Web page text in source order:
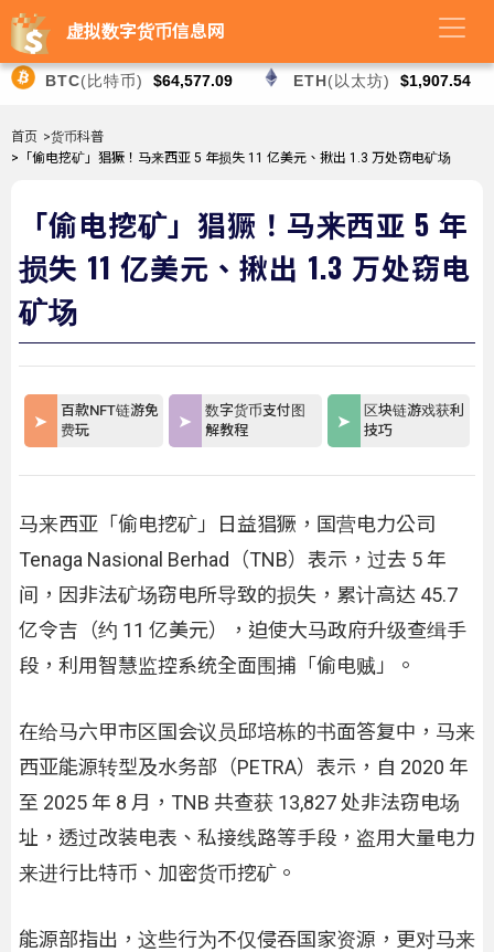
虚拟数字货币信息网
BTC(比特币) $64,577.09 ETH(以太坊) $1,907.54
首页 >货币科普
>「偷电挖矿」猖獗！马来西亚 5 年损失 11 亿美元、揪出 1.3 万处窃电矿场
「偷电挖矿」猖獗！马来西亚 5 年
损失 11 亿美元、揪出 1.3 万处窃电
矿场
百款NFT链游免
费玩
数字货币支付图
解教程
区块链游戏获利
技巧
马来西亚「偷电挖矿」日益猖獗，国营电力公司
Tenaga Nasional Berhad（TNB）表示，过去 5 年
间，因非法矿场窃电所导致的损失，累计高达 45.7
亿令吉（约 11 亿美元），迫使大马政府升级查缉手
段，利用智慧监控系统全面围捕「偷电贼」。
在给马六甲市区国会议员邱培栋的书面答复中，马来
西亚能源转型及水务部（PETRA）表示，自 2020 年
至 2025 年 8 月，TNB 共查获 13,827 处非法窃电场
址，透过改装电表、私接线路等手段，盗用大量电力
来进行比特币、加密货币挖矿。
能源部指出，这些行为不仅侵吞国家资源，更对马来